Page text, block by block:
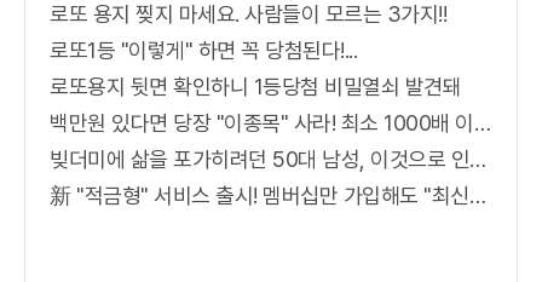
로또 용지 찢지 마세요. 사람들이 모르는 3가지!!
로또1등 "이렇게" 하면 꼭 당첨된다!...
로또용지 뒷면 확인하니 1등당첨 비밀열쇠 발견돼
백만원 있다면 당장 "이종목" 사라! 최소 1000배 이상 증가...충격!!
빚더미에 삶을 포가히려던 50대 남성, 이것으로 인생역전
新 "적금형" 서비스 출시! 멤버십만 가입해도 "최신가전" 선착순 100% 무료 경품지원!!